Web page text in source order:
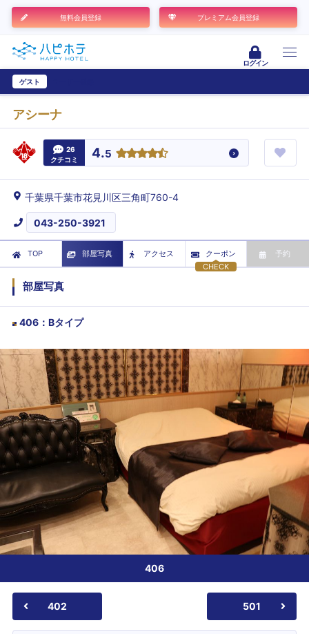
無料会員登録 プレミアム会員登録
ログイン
ゲスト
アシーナ
26
クチコミ
4.5
千葉県千葉市花見川区三角町760-4
043-250-3921
TOP 部屋写真
アクセス
CHECK
クーポン 予約
部屋写真
406 ： Bタイプ
406
402 501